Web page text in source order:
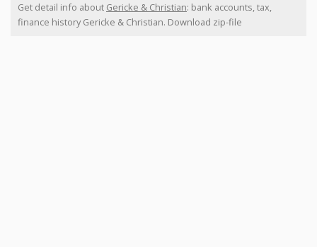
Get detail info about Gericke & Christian: bank accounts, tax,
finance history Gericke & Christian. Download zip-file